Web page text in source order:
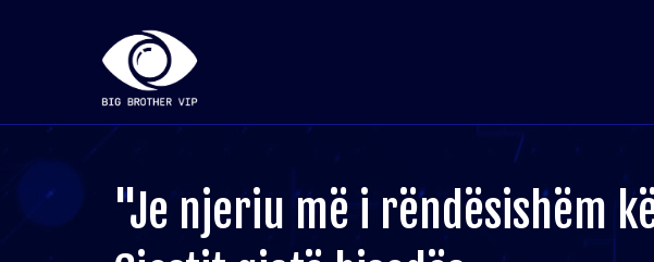
"Je njeriu më i rëndësishëm